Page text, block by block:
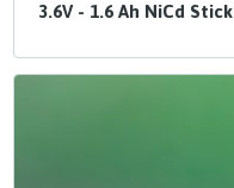
3.6V - 1.6 Ah NiCd Stick